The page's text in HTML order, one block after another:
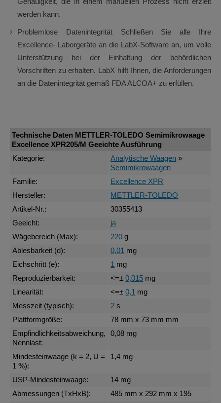
werden kann.
Problemlose Datenintegrität Schließen Sie alle Ihre
Excellence- Laborgeräte an die LabX-Software an, um volle
Unterstützung bei der Einhaltung der behördlichen
Vorschriften zu erhalten. LabX hilft Ihnen, die Anforderungen
an die Datenintegrität gemäß FDA ALCOA+ zu erfüllen.
Technische Daten METTLER-TOLEDO Semimikrowaage
Excellence XPR205/M Geeichte Ausführung
Kategorie:
Analytische Waagen »
Semimikrowaagen
Familie:
Excellence XPR
Hersteller:
METTLER-TOLEDO
Artikel-Nr.:
30355413
Geeicht:
ja
Wägebereich (Max):
220 g
Ablesbarkeit (d):
0,01 mg
Eichschritt (e):
1 mg
Reproduzierbarkeit:
<=±0,015 mg
Linearität:
<=±0,1 mg
Messzeit (typisch):
2 s
Plattformgröße:
78 mm x 73 mm mm
Empfindlichkeitsabweichung,
Nennlast:
0,08 mg
Mindesteinwaage (k = 2, U =
1 %):
1,4 mg
USP-Mindesteinwaage:
14 mg
Abmessungen (TxHxB):
485 mm x 292 mm x 195